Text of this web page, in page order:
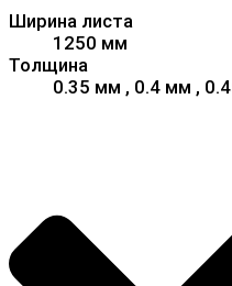
Ширина листа
1250 мм
Толщина
0.35 мм , 0.4 мм ,